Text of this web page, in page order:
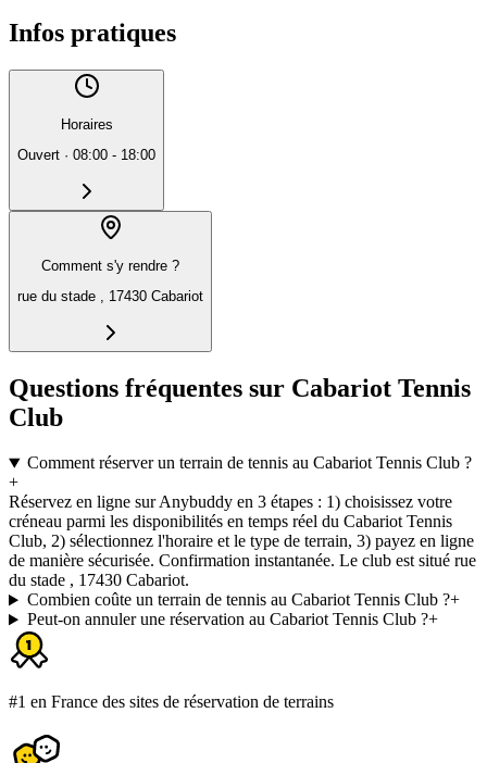
Infos pratiques
Horaires
Ouvert · 08:00 - 18:00
Comment s'y rendre ?
rue du stade , 17430 Cabariot
Questions fréquentes sur Cabariot Tennis
Club
Comment réserver un terrain de tennis au Cabariot Tennis Club ?
+
Réservez en ligne sur Anybuddy en 3 étapes : 1) choisissez votre
créneau parmi les disponibilités en temps réel du Cabariot Tennis
Club, 2) sélectionnez l'horaire et le type de terrain, 3) payez en ligne
de manière sécurisée. Confirmation instantanée. Le club est situé rue
du stade , 17430 Cabariot.
Combien coûte un terrain de tennis au Cabariot Tennis Club ?+
Peut-on annuler une réservation au Cabariot Tennis Club ?+
#1 en France des sites de réservation de terrains